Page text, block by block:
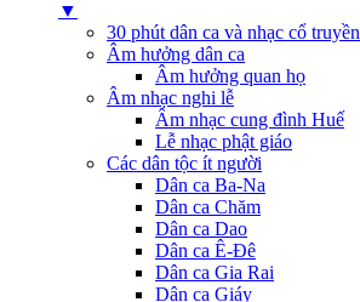
▼
30 phút dân ca và nhạc cổ truyền
Âm hưởng dân ca
Âm hưởng quan họ
Âm nhạc nghi lễ
Âm nhạc cung đình Huế
Lễ nhạc phật giáo
Các dân tộc ít người
Dân ca Ba-Na
Dân ca Chăm
Dân ca Dao
Dân ca Ê-Đê
Dân ca Gia Rai
Dân ca Giáy